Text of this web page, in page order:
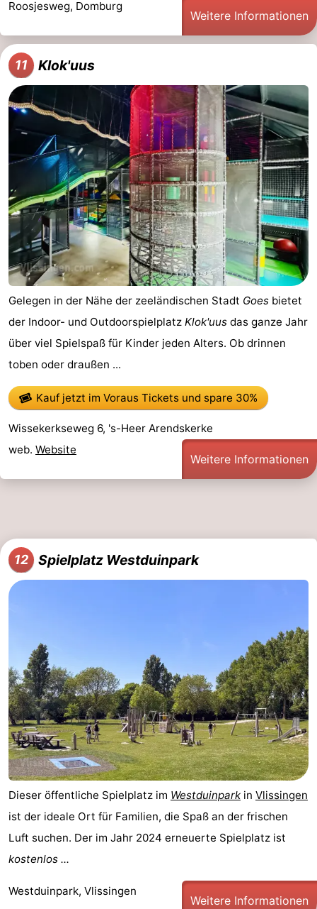
Roosjesweg, Domburg
Weitere Informationen
11 Klok'uus
Gelegen in der Nähe der zeeländischen Stadt Goes bietet
der Indoor- und Outdoorspielplatz Klok'uus das ganze Jahr
über viel Spielspaß für Kinder jeden Alters. Ob drinnen
toben oder draußen ...
Kauf jetzt im Voraus Tickets und spare 30%
Wissekerkseweg 6, 's-Heer Arendskerke
web. Website
Weitere Informationen
12 Spielplatz Westduinpark
Dieser öffentliche Spielplatz im Westduinpark in Vlissingen
ist der ideale Ort für Familien, die Spaß an der frischen
Luft suchen. Der im Jahr 2024 erneuerte Spielplatz ist
kostenlos ...
Westduinpark, Vlissingen
Weitere Informationen